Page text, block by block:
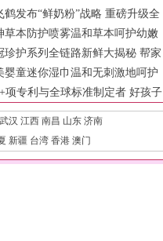
鹤发布“鲜奶粉”战略 重磅升级全
护六大保障
草本防护喷雾温和草本呵护幼嫩
学陪伴宝宝舒适度夏
珍护系列全链路新鲜大揭秘 帮家
选对新鲜好奶源
婴童迷你湿巾温和无刺激地呵护
肤
项专利与全球标准制定者 好孩子
新生儿护脊出行
武汉 江西 南昌 山东 济南
新疆 台湾 香港 澳门